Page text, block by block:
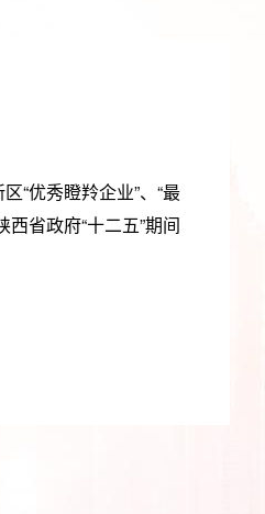
“优秀瞪羚企业”、“最
省政府“十二五”期间